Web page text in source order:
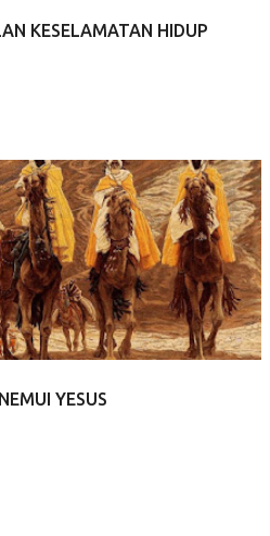
KESELAMATAN HIDUP
YESUS